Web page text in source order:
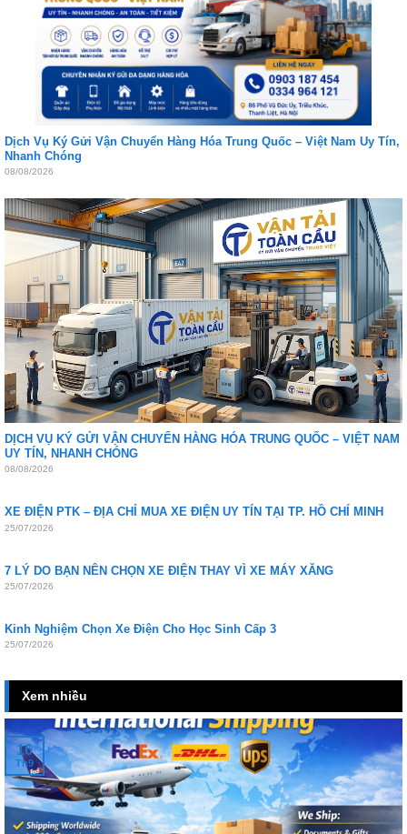
Dịch Vụ Ký Gửi Vận Chuyển Hàng Hóa Trung Quốc – Việt Nam Uy Tín,
Nhanh Chóng
08/08/2026
DỊCH VỤ KÝ GỬI VẬN CHUYỂN HÀNG HÓA TRUNG QUỐC – VIỆT NAM
UY TÍN, NHANH CHÓNG
08/08/2026
XE ĐIỆN PTK – ĐỊA CHỈ MUA XE ĐIỆN UY TÍN TẠI TP. HỒ CHÍ MINH
25/07/2026
7 LÝ DO BẠN NÊN CHỌN XE ĐIỆN THAY VÌ XE MÁY XĂNG
25/07/2026
Kinh Nghiệm Chọn Xe Điện Cho Học Sinh Cấp 3
25/07/2026
Xem nhiều
16
Th9